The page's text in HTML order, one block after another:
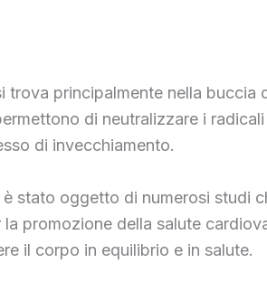
principalmente nella
di neutralizzare i
di invecchiamento.
stato oggetto di numerosi studi
promozione della salute
il corpo in equilibrio e in salute.